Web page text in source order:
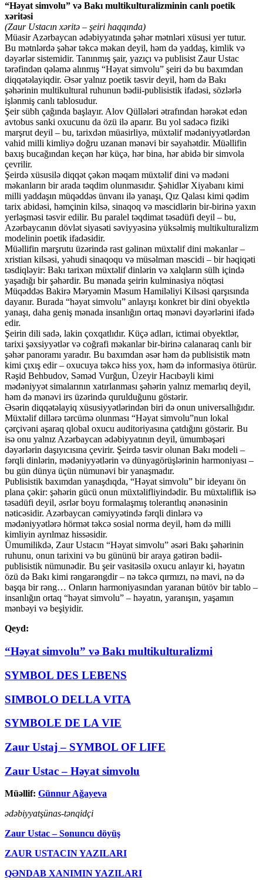
“Həyat simvolu” və Bakı multikulturalizminin canlı poetik
xəritəsi
(Zaur Ustacın xəritə – şeiri haqqında)
Müasir Azərbaycan ədəbiyyatında şəhər mətnləri xüsusi yer tutur.
Bu mətnlərdə şəhər təkcə məkan deyil, həm də yaddaş, kimlik və
dəyərlər sistemidir. Tanınmış şair, yazıçı və publisist Zaur Ustac
tərəfindən qələmə alınmış “Həyat simvolu” şeiri də bu baxımdan
diqqətəlayiqdir. Əsər yalnız poetik təsvir deyil, həm də Bakı
şəhərinin multikultural ruhunun bədii-publisistik ifadəsi, sözlərlə
işlənmiş canlı tablosudur.
Şeir sübh çağında başlayır. Alov Qüllələri ətrafından hərəkət edən
avtobus sanki oxucunu da özü ilə aparır. Bu yol sadəcə fiziki
marşrut deyil – bu, tarixdən müasirliyə, müxtəlif mədəniyyətlərdən
vahid milli kimliyə doğru uzanan mənəvi bir səyahətdir. Müəllifin
baxış bucağından keçən hər küçə, hər bina, hər abidə bir simvola
çevrilir.
Şeirdə xüsusilə diqqət çəkən məqam müxtəlif dini və mədəni
məkanların bir arada təqdim olunmasıdır. Şəhidlər Xiyabanı kimi
milli yaddaşın müqəddəs ünvanı ilə yanaşı, Qız Qalası kimi qədim
tarix abidəsi, həmçinin kilsə, sinaqoq və məscidlərin bir-birinə yaxın
yerləşməsi təsvir edilir. Bu paralel təqdimat təsadüfi deyil – bu,
Azərbaycanın dövlət siyasəti səviyyəsinə yüksəlmiş multikulturalizm
modelinin poetik ifadəsidir.
Müəllifin marşrutu üzərində rast gəlinən müxtəlif dini məkanlar –
xristian kilsəsi, yəhudi sinaqoqu və müsəlman məscidi – bir həqiqəti
təsdiqləyir: Bakı tarixən müxtəlif dinlərin və xalqların sülh içində
yaşadığı bir şəhərdir. Bu mənada şeirin kulminasiya nöqtəsi
Müqəddəs Bakirə Məryəmin Məsum Hamiləliyi Kilsəsi qarşısında
dayanır. Burada “həyat simvolu” anlayışı konkret bir dini obyektlə
yanaşı, daha geniş mənada insanlığın ortaq mənəvi dəyərlərini ifadə
edir.
Şeirin dili sadə, lakin çoxqatlıdır. Küçə adları, ictimai obyektlər,
tarixi şəxsiyyətlər və coğrafi məkanlar bir-birinə calanaraq canlı bir
şəhər panoramı yaradır. Bu baxımdan əsər həm də publisistik mətn
kimi çıxış edir – oxucuya təkcə hiss yox, həm də informasiya ötürür.
Rəşid Behbudov, Səməd Vurğun, Üzeyir Hacıbəyli kimi
mədəniyyət simalarının xatırlanması şəhərin yalnız memarlıq deyil,
həm də mənəvi irs üzərində qurulduğunu göstərir.
Əsərin diqqətəlayiq xüsusiyyətlərindən biri də onun universallığıdır.
Müxtəlif dillərə tərcümə olunması “Həyat simvolu”nun lokal
çərçivəni aşaraq qlobal oxucu auditoriyasına çatdığını göstərir. Bu
isə onu yalnız Azərbaycan ədəbiyyatının deyil, ümumbəşəri
dəyərlərin daşıyıcısına çevirir. Şeirdə təsvir olunan Bakı modeli –
fərqli dinlərin, mədəniyyətlərin və dünyagörüşlərinin harmoniyası –
bu gün dünya üçün nümunəvi bir yanaşmadır.
Publisistik baxımdan yanaşdıqda, “Həyat simvolu” bir ideyanı ön
plana çəkir: şəhərin gücü onun müxtəlifliyindədir. Bu müxtəliflik isə
təsadüfi deyil, əsrlər boyu formalaşmış tolerantlıq ənənəsinin
nəticəsidir. Azərbaycan cəmiyyətində fərqli dinlərə və
mədəniyyətlərə hörmət təkcə sosial norma deyil, həm də milli
kimliyin ayrılmaz hissəsidir.
Ümumilikdə, Zaur Ustacın “Həyat simvolu” əsəri Bakı şəhərinin
ruhunu, onun tarixini və bu gününü bir araya gətirən bədii-
publisistik nümunədir. Bu şeir vasitəsilə oxucu anlayır ki, həyatın
özü də Bakı kimi rəngarəngdir – nə təkcə qırmızı, nə mavi, nə də
başqa bir rəng… Onların harmoniyasından yaranan bütöv bir tablo –
insanlığın ortaq “həyat simvolu” – həyatın, yaranışın, yaşamın
mənbəyi və beşiyidir.
Qeyd:
“Həyat simvolu” və Bakı multikulturalizmi
SYMBOL DES LEBENS
SIMBOLO DELLA VITA
SYMBOLE DE LA VIE
Zaur Ustaj – SYMBOL OF LIFE
Zaur Ustac – Həyat simvolu
Müəllif: Günnur Ağayeva
ədəbiyyatşünas-tənqidçi
Zaur Ustac – Sonuncu döyüş
ZAUR USTACIN YAZILARI
QƏNDAB XANIMIN YAZILARI